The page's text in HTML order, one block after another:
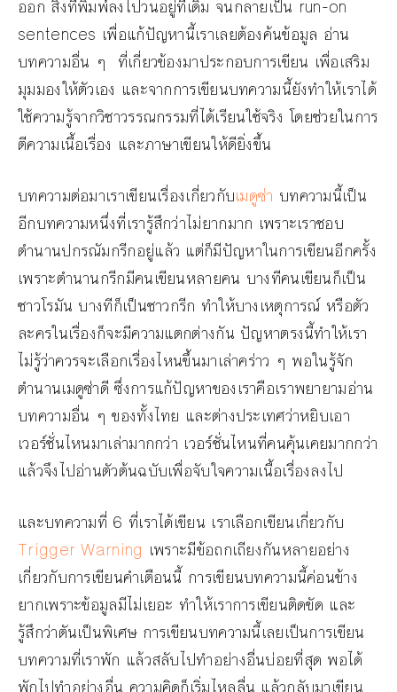
ออก สิ่งที่พิมพ์ลงไปวนอยู่ที่เดิม จนกลายเป็น run-on
sentences เพื่อแก้ปัญหานี้เราเลยต้องค้นข้อมูล อ่าน
บทความอื่น ๆ ที่เกี่ยวข้องมาประกอบการเขียน เพื่อเสริม
มุมมองให้ตัวเอง และจากการเขียนบทความนี้ยังทำให้เราได้
ใช้ความรู้จากวิชาวรรณกรรมที่ได้เรียนใช้จริง โดยช่วยในการ
ตีความเนื้อเรื่อง และภาษาเขียนให้ดียิ่งขึ้น
บทความต่อมาเราเขียนเรื่องเกี่ยวกับเมดูซ่า บทความนี้เป็น
อีกบทความหนึ่งที่เรารู้สึกว่าไม่ยากมาก เพราะเราชอบ
ตำนานปกรณัมกรีกอยู่แล้ว แต่ก็มีปัญหาในการเขียนอีกครั้ง
เพราะตำนานกรีกมีคนเขียนหลายคน บางทีคนเขียนก็เป็น
ชาวโรมัน บางทีก็เป็นชาวกรีก ทำให้บางเหตุการณ์ หรือตัว
ละครในเรื่องก็จะมีความแตกต่างกัน ปัญหาตรงนี้ทำให้เรา
ไม่รู้ว่าควรจะเลือกเรื่องไหนขึ้นมาเล่าคร่าว ๆ พอในรู้จัก
ตำนานเมดูซ่าดี ซึ่งการแก้ปัญหาของเราคือเราพยายามอ่าน
บทความอื่น ๆ ของทั้งไทย และต่างประเทศว่าหยิบเอา
เวอร์ชั่นไหนมาเล่ามากกว่า เวอร์ชั่นไหนที่คนคุ้นเคยมากกว่า
แล้วจึงไปอ่านตัวต้นฉบับเพื่อจับใจความเนื้อเรื่องลงไป
และบทความที่ 6 ที่เราได้เขียน เราเลือกเขียนเกี่ยวกับ
Trigger Warning เพราะมีข้อถกเถียงกันหลายอย่าง
เกี่ยวกับการเขียนคำเตือนนี้ การเขียนบทความนี้ค่อนข้าง
ยากเพราะข้อมูลมีไม่เยอะ ทำให้เราการเขียนติดขัด และ
รู้สึกว่าตันเป็นพิเศษ การเขียนบทความนี้เลยเป็นการเขียน
บทความที่เราพัก แล้วสลับไปทำอย่างอื่นบ่อยที่สุด พอได้